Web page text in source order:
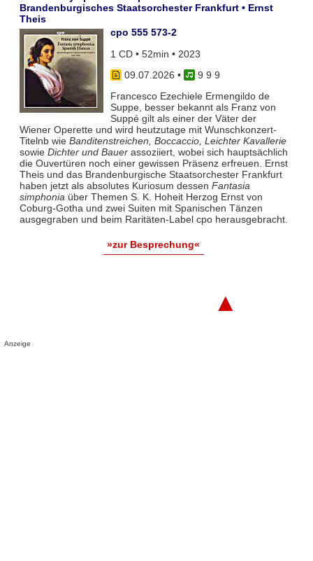
Brandenburgisches Staatsorchester Frankfurt • Ernst
Theis
cpo 555 573-2
1 CD • 52min • 2023
09.07.2026 •
9 9 9
Francesco Ezechiele Ermengildo de
Suppe, besser bekannt als Franz von
Suppé gilt als einer der Väter der
Wiener Operette und wird heutzutage mit Wunschkonzert-
Titelnb wie Banditenstreichen, Boccaccio, Leichter Kavallerie
sowie Dichter und Bauerassoziiert, wobei sich hauptsächlich
die Ouvertüren noch einer gewissen Präsenz erfreuen. Ernst
Theis und das Brandenburgische Staatsorchester Frankfurt
haben jetzt als absolutes Kuriosum dessen Fantasia
simphoniaüber Themen S. K. Hoheit Herzog Ernst von
Coburg-Gotha und zwei Suiten mit Spanischen Tänzen
ausgegraben und beim Raritäten-Label cpo herausgebracht.
»zur Besprechung«
▲
Anzeige